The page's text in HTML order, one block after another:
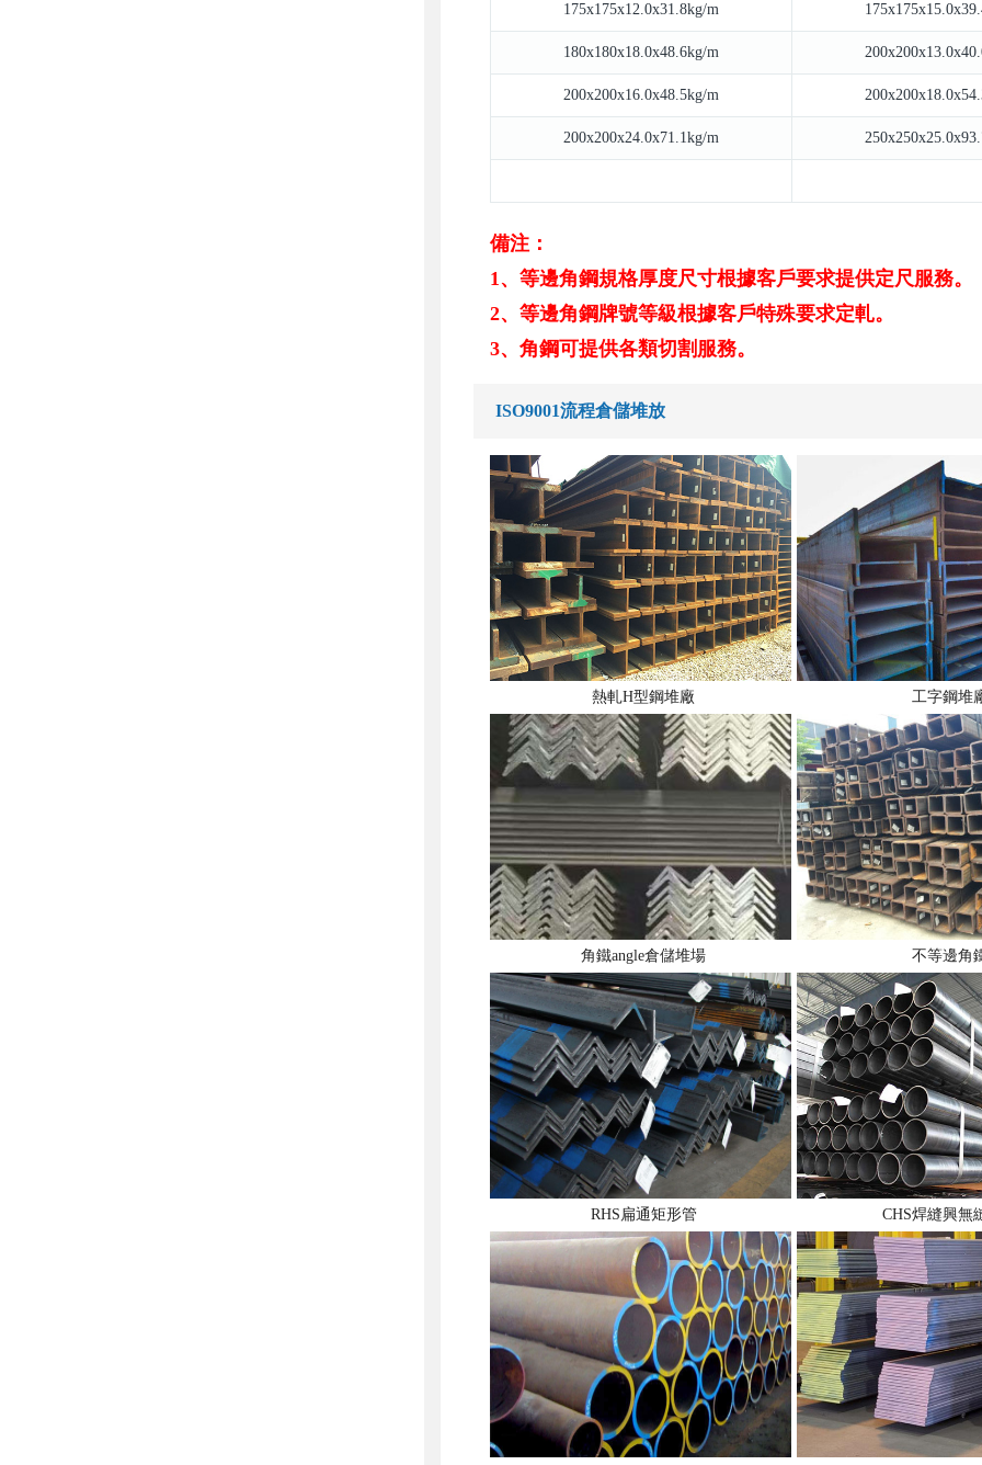
175x175x12.0x31.8kg/m
180x180x18.0x48.6kg/m
200x200x16.0x48.5kg/m
200x200x24.0x71.1kg/m
備注：
1、等邊角鋼規格厚度尺寸根據客戶要求提供定尺服務。
2、等邊角鋼牌號等級根據客戶特殊要求定軋。
3、角鋼可提供各類切割服務。
ISO9001流程倉儲堆放
熱軋H型鋼堆廠 工字鋼堆
角鐵angle倉儲堆場 不等邊角
RHS扁通矩形管 CHS焊縫興無